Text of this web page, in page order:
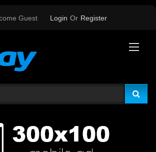
Guest Login Or Register